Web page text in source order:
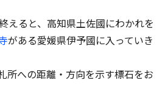
えると、高知県土佐國にわかれを
がある愛媛県伊予國に入っていき
所への距離・方向を示す標石をお